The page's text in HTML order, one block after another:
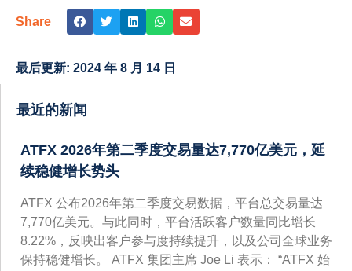
Share
最后更新: 2024 年 8 月 14 日
最近的新闻
ATFX 2026年第二季度交易量达7,770亿美元，延
续稳健增长势头
ATFX 公布2026年第二季度交易数据，平台总交易量达
7,770亿美元。与此同时，平台活跃客户数量同比增长
8.22%，反映出客户参与度持续提升，以及公司全球业务
保持稳健增长。 ATFX 集团主席 Joe Li 表示： “ATFX 始